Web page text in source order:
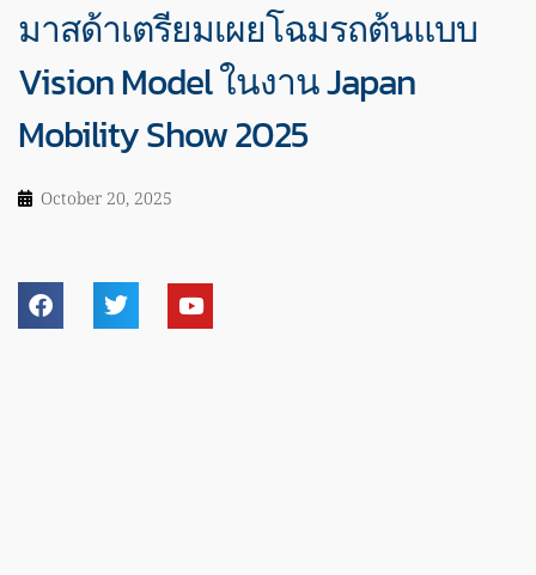
มาสด้าเตรียมเผยโฉมรถต้นแบบ
Vision Model ในงาน Japan
Mobility Show 2025
October 20, 2025